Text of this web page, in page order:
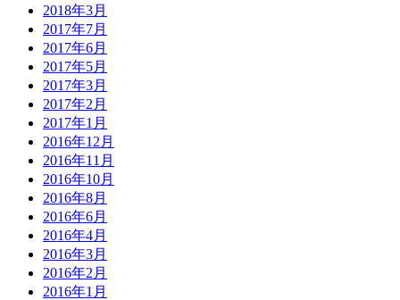
2018年3月
2017年7月
2017年6月
2017年5月
2017年3月
2017年2月
2017年1月
2016年12月
2016年11月
2016年10月
2016年8月
2016年6月
2016年4月
2016年3月
2016年2月
2016年1月